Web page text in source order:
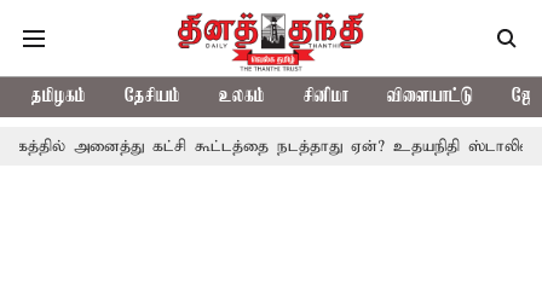
தமிழகம் தேசியம் உலகம் சினிமா விளையாட்டு
அனைத்து கட்சி கூட்டத்தை நடத்தாது ஏன்? உதயநிதி ஸ்டாலின் கேள்வி